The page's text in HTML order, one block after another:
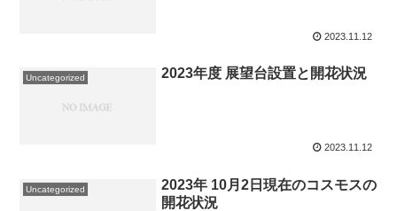
2023.11.12
Uncategorized 2023年度 展望台設置と開花状況
2023.11.12
Uncategorized
2023年 10月2日現在のコスモスの
開花状況